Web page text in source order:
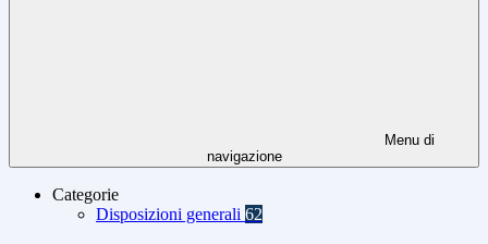
Menu di
navigazione
Categorie
Disposizioni generali 62